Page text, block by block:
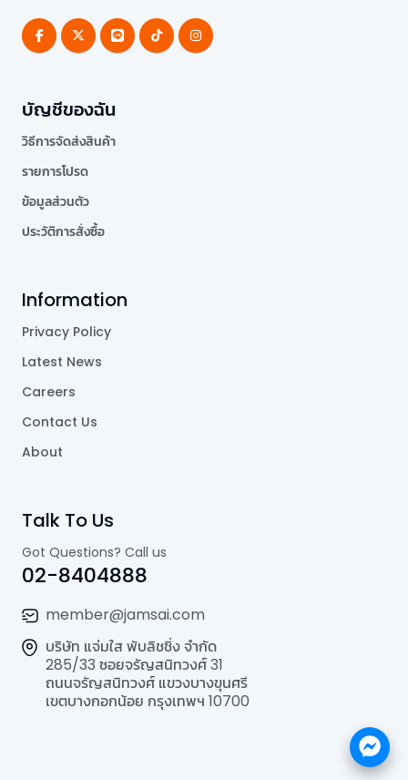
บัญชีของฉัน
วิธีการจัดส่งสินค้า
รายการโปรด
ข้อมูลส่วนตัว
ประวัติการสั่งซื้อ
Information
Privacy Policy
Latest News
Careers
Contact Us
About
Talk To Us
Got Questions? Call us
02-8404888
member@jamsai.com
บริษัท แจ่มใส พับลิชชิ่ง จำกัด
285/33 ซอยจรัญสนิทวงศ์ 31
ถนนจรัญสนิทวงศ์ แขวงบางขุนศรี
เขตบางกอกน้อย กรุงเทพฯ 10700